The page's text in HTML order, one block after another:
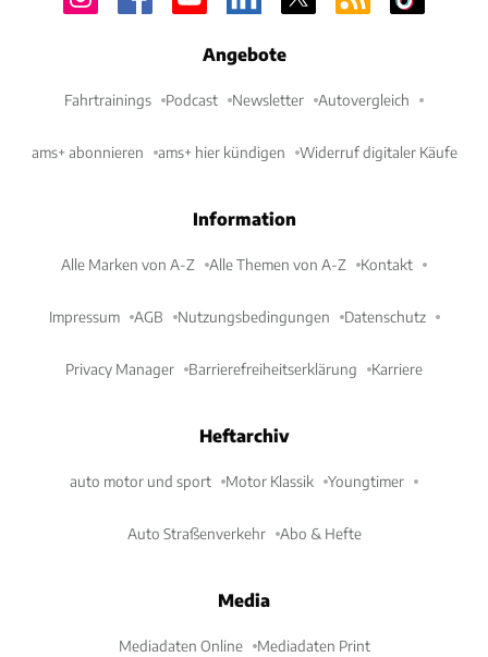
Angebote
Fahrtrainings Podcast Newsletter Autovergleich
ams+ abonnieren ams+ hier kündigen Widerruf digitaler Käufe
Information
Alle Marken von A-Z Alle Themen von A-Z Kontakt
Impressum AGB Nutzungsbedingungen Datenschutz
Privacy Manager Barrierefreiheitserklärung Karriere
Heftarchiv
auto motor und sport Motor Klassik Youngtimer
Auto Straßenverkehr Abo & Hefte
Media
Mediadaten Online Mediadaten Print